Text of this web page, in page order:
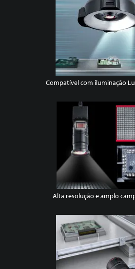
Compatível com iluminação
Alta resolução e amplo